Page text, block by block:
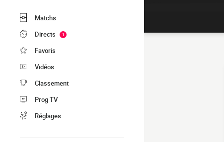
Matchs
Directs
1
Favoris
Vidéos
Classement
Prog TV
Réglages